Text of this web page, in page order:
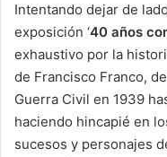
Intentando dejar de
exposición ‘40 años
exhaustivo por la
de Francisco Franco,
Guerra Civil en 1939
haciendo hincapié en
sucesos y personajes